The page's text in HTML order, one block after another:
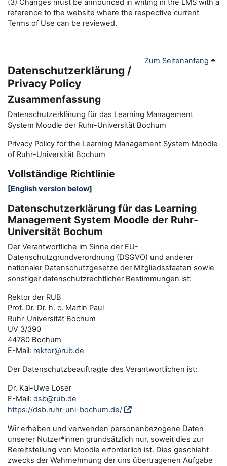
(3) Changes must be announced in writing in the LMS with a
reference to the website where the respective current
Terms of Use can be reviewed.
Zum Seitenanfang
Datenschutzerklärung /
Privacy Policy
Zusammenfassung
Datenschutzerklärung für das Learning Management
System Moodle der Ruhr-Universität Bochum
Privacy Policy for the Learning Management System Moodle
of Ruhr-Universität Bochum
Vollständige Richtlinie
[English version below]
Datenschutzerklärung für das Learning
Management System Moodle der Ruhr-
Universität Bochum
Der Verantwortliche im Sinne der EU-
Datenschutzgrundverordnung (DSGVO) und anderer
nationaler Datenschutzgesetze der Mitgliedsstaaten sowie
sonstiger datenschutzrechtlicher Bestimmungen ist:
Rektor der RUB
Prof. Dr. Dr. h. c. Martin Paul
Ruhr-Universität Bochum
UV 3/390
44780 Bochum
E-Mail: rektor@rub.de
Der Datenschutzbeauftragte des Verantwortlichen ist:
Dr. Kai-Uwe Loser
E-Mail: dsb@rub.de
https://dsb.ruhr-uni-bochum.de/
Wir erheben und verwenden personenbezogene Daten
unserer Nutzer*innen grundsätzlich nur, soweit dies zur
Bereitstellung von Moodle erforderlich ist. Dies geschieht
zwecks der Wahrnehmung der uns übertragenen Aufgabe